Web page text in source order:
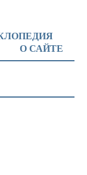
О САЙТЕ